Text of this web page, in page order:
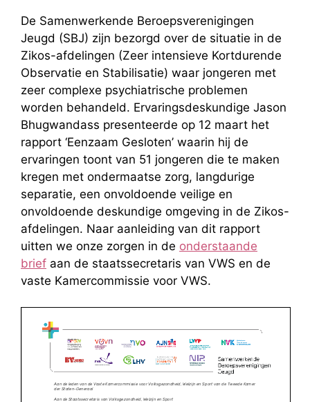
De Samenwerkende Beroepsverenigingen
Jeugd (SBJ) zijn bezorgd over de situatie in de
Zikos-afdelingen (Zeer intensieve Kortdurende
Observatie en Stabilisatie) waar jongeren met
zeer complexe psychiatrische problemen
worden behandeld. Ervaringsdeskundige Jason
Bhugwandass presenteerde op 12 maart het
rapport ‘Eenzaam Gesloten’ waarin hij de
ervaringen toont van 51 jongeren die te maken
kregen met ondermaatse zorg, langdurige
separatie, een onvoldoende veilige en
onvoldoende deskundige omgeving in de Zikos-
afdelingen. Naar aanleiding van dit rapport
uitten we onze zorgen in de onderstaande
brief aan de staatssecretaris van VWS en de
vaste Kamercommissie voor VWS.